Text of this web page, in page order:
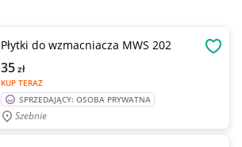
Płytki do wzmacniacza MWS 202
KUP TERAZ
35zł
SPRZEDAJĄCY: OSOBA PRYWATNA
Szebnie